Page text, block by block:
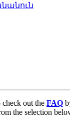
out the FAQ
the selection